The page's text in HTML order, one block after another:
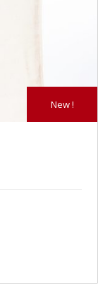
New !